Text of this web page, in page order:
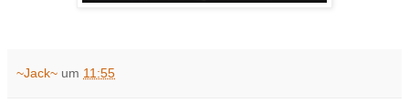
~Jack~ um 11:55